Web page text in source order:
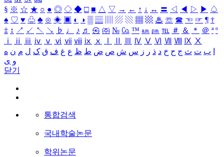
§ ※ ☆ ★ ○ ● ◎ ◇ ◆ □ ■ △ ▽ → ← ↑ ↓ ↔ 〓 ◁ ◀ ▷ ▶ ♤
♠ ♡ ♥ ♧ ♣ ⊙ ◈ ▣ ◐ ◑ ▒ ▤ ▨ ▧ ▦ ▩ ♨ ☏ ☎ ☜ ☞ ¶ †
‡ ↕ ↗ ↙ ↖ ↘ ♭ ♩ ♪ ♬ ㉿ ㈜ № ㏇ ™ ㏂ ㏘ ℡ ＃ ＆ ＊ ＠ ª º
ⅰ
ⅱ ⅲ ⅳ ⅴ ⅵ ⅶ ⅷ ⅸ ⅹ Ⅳ Ⅴ Ⅵ Ⅶ Ⅷ Ⅸ Ⅹ
ب ت ث ج ح خ د ذ ر ز س ش ص ض ط ظ ع غ ف ق ک ل م ن ه
و ی
닫기
통합검색
국내학술논문
학위논문